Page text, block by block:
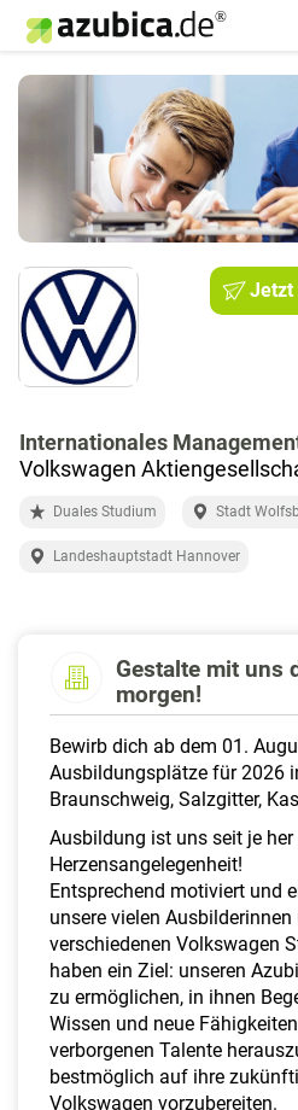
Jetzt
Internationales
Volkswagen
Duales Studium Stadt
Landeshauptstadt Hannover
Gestalte mit uns
morgen!
Bewirb dich ab dem 01.
Ausbildungsplätze für 2026
Braunschweig, Salzgitter,
Ausbildung ist uns seit je her
Herzensangelegenheit!
Entsprechend motiviert und
unsere vielen
verschiedenen Volkswagen
haben ein Ziel: unseren
zu ermöglichen, in ihnen
Wissen und neue
verborgenen Talente
bestmöglich auf ihre
Volkswagen vorzubereiten.